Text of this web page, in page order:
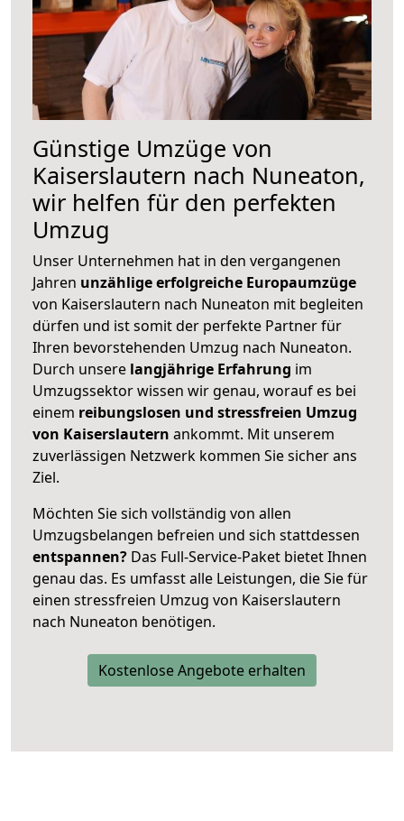
Günstige Umzüge von
Kaiserslautern nach Nuneaton,
wir helfen für den perfekten
Umzug
Unser Unternehmen hat in den vergangenen
Jahren unzählige erfolgreiche Europaumzüge
von Kaiserslautern nach Nuneaton mit begleiten
dürfen und ist somit der perfekte Partner für
Ihren bevorstehenden Umzug nach Nuneaton.
Durch unsere langjährige Erfahrung im
Umzugssektor wissen wir genau, worauf es bei
einem reibungslosen und stressfreien Umzug
von Kaiserslautern ankommt. Mit unserem
zuverlässigen Netzwerk kommen Sie sicher ans
Ziel.
Möchten Sie sich vollständig von allen
Umzugsbelangen befreien und sich stattdessen
entspannen? Das Full-Service-Paket bietet Ihnen
genau das. Es umfasst alle Leistungen, die Sie für
einen stressfreien Umzug von Kaiserslautern
nach Nuneaton benötigen.
Kostenlose Angebote erhalten